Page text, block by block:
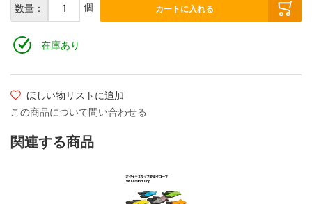
数量： 個 カートに入れる
在庫あり
ほしい物リストに追加
この商品について問い合わせる
関連する商品